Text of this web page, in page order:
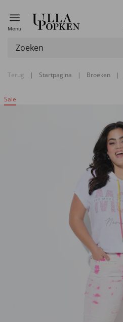
Menu
Terug | Startpagina | Broeken |
Sale